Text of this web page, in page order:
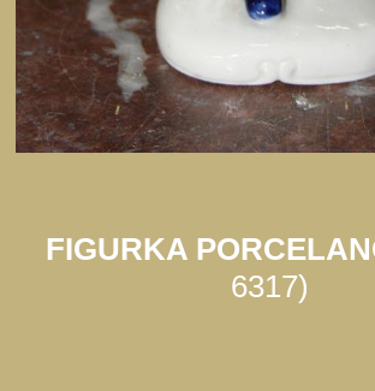
FIGURKA
6317)